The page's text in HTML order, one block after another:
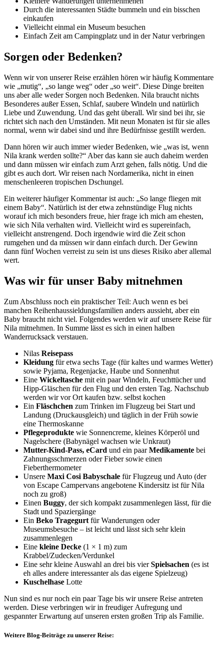
Durch die interessanten Städte bummeln und ein bisschen
einkaufen
Vielleicht einmal ein Museum besuchen
Einfach Zeit am Campingplatz und in der Natur verbringen
Sorgen oder Bedenken?
Wenn wir von unserer Reise erzählen hören wir häufig Kommentare
wie „mutig“, „so lange weg“ oder „so weit“. Diese Dinge breiten
uns aber alle weder Sorgen noch Bedenken. Nila braucht nichts
Besonderes außer Essen, Schlaf, saubere Windeln und natürlich
Liebe und Zuwendung. Und das geht überall. Wir sind bei ihr, sie
richtet sich nach den Umständen. Mit neun Monaten ist für sie alles
normal, wenn wir dabei sind und ihre Bedürfnisse gestillt werden.
Dann hören wir auch immer wieder Bedenken, wie „was ist, wenn
Nila krank werden sollte?“ Aber das kann sie auch daheim werden
und dann müssen wir einfach zum Arzt gehen, falls nötig. Und die
gibt es auch dort. Wir reisen nach Nordamerika, nicht in einen
menschenleeren tropischen Dschungel.
Ein weiterer häufiger Kommentar ist auch: „So lange fliegen mit
einem Baby“. Natürlich ist der etwa zehnstündige Flug nichts
worauf ich mich besonders freue, hier frage ich mich am ehesten,
wie sich Nila verhalten wird. Vielleicht wird es supereinfach,
vielleicht anstrengend. Doch irgendwie wird die Zeit schon
rumgehen und da müssen wir dann einfach durch. Der Gewinn
dann fünf Wochen verreist zu sein ist uns dieses Risiko aber allemal
wert.
Was wir für unser Baby mitnehmen
Zum Abschluss noch ein praktischer Teil: Auch wenn es bei
manchen Reihenhaussieldungsfamilien anders aussieht, aber ein
Baby braucht nicht viel. Folgendes werden wir auf unsere Reise für
Nila mitnehmen. In Summe lässt es sich in einen halben
Wanderrucksack verstauen.
Nilas Reisepass
Kleidung für etwa sechs Tage (für kaltes und warmes Wetter)
sowie Pyjama, Regenjacke, Haube und Sonnenhut
Eine Wickeltasche mit ein paar Windeln, Feuchttücher und
Hipp-Gläschen für den Flug und den ersten Tag. Nachschub
werden wir vor Ort kaufen bzw. selbst kochen
Ein Fläschchen zum Trinken im Flugzeug bei Start und
Landung (Druckausgleich) und täglich in der Früh sowie
eine Thermoskanne
Pflegeprodukte wie Sonnencreme, kleines Körperöl und
Nagelschere (Babynägel wachsen wie Unkraut)
Mutter-Kind-Pass, eCard und ein paarMedikamente bei
Zahnungsschmerzen oder Fieber sowie einen
Fieberthermometer
Unsere Maxi Cosi Babyschale für Flugzeug und Auto (der
von Escape Campervans angebotene Kindersitz ist für Nila
noch zu groß)
Einen Buggy, der sich kompakt zusammenlegen lässt, für die
Stadt und Spaziergänge
Ein Beko Tragegurt für Wanderungen oder
Museumsbesuche – ist leicht und lässt sich sehr klein
zusammenlegen
Eine kleine Decke (1 × 1 m) zum
Krabbel/Zudecken/Verdunkel
Eine sehr kleine Auswahl an drei bis vierSpielsachen (es ist
eh alles andere interessanter als das eigene Spielzeug)
Kuschelhase Lotte
Nun sind es nur noch ein paar Tage bis wir unsere Reise antreten
werden. Diese verbringen wir in freudiger Aufregung und
gespannter Erwartung auf unseren ersten großen Trip als Familie.
Weitere Blog-Beiträge zu unserer Reise: